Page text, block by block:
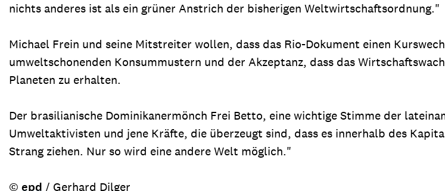
nichts anderes ist als ein grüner Anstrich der bisherigen Weltwirtschaftsordnung."
Michael Frein und seine Mitstreiter wollen, dass das Rio-Dokument einen
umweltschonenden Konsummustern und der Akzeptanz, dass das
Planeten zu erhalten.
Der brasilianische Dominikanermönch Frei Betto, eine wichtige Stimme der
Umweltaktivisten und jene Kräfte, die überzeugt sind, dass es innerhalb des
Strang ziehen. Nur so wird eine andere Welt möglich."
© epd / Gerhard Dilger